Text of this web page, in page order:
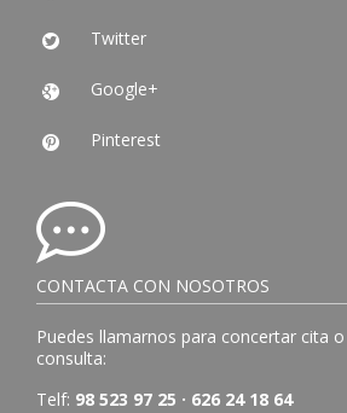
 Twitter
 Google+
 Pinterest
CONTACTA CON NOSOTROS
Puedes llamarnos para concertar cita
consulta:
Telf: 98 523 97 25 · 626 24 18 64